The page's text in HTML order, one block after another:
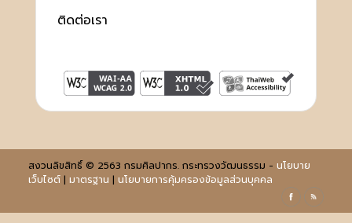
ติดต่อเรา
สงวนลิขสิทธิ์ © 2563 กรมศิลปากร. กระทรวงวัฒนธรรม - นโยบาย
เว็บไซต์| มาตรฐาน | นโยบายการคุ้มครองข้อมูลส่วนบุคคล